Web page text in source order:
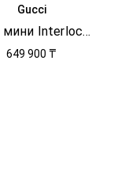
Gucci
Юбка мини Interlocking G
649 900 ₸